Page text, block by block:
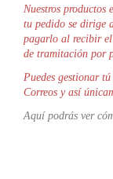
Nuestros productos
tu pedido se dirige
pagarlo al recibir el
de tramitación por
Puedes gestionar
Correos y así
Aquí podrás ver